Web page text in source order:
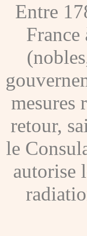
Entre
mesures
retour,
le
autorise